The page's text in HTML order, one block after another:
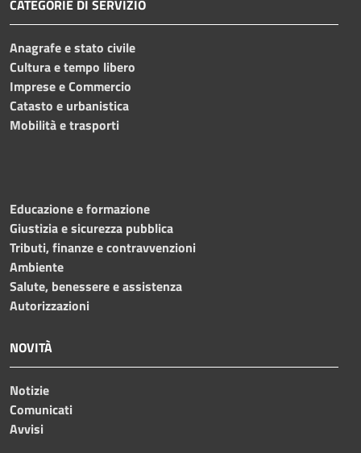
CATEGORIE DI SERVIZIO
Anagrafe e stato civile
Cultura e tempo libero
Imprese e Commercio
Catasto e urbanistica
Mobilità e trasporti
Educazione e formazione
Giustizia e sicurezza pubblica
Tributi, finanze e contravvenzioni
Ambiente
Salute, benessere e assistenza
Autorizzazioni
NOVITÀ
Notizie
Comunicati
Avvisi